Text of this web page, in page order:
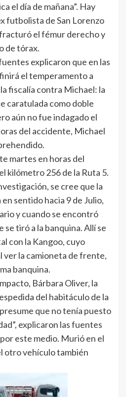
el día de mañana”. Hay
futbolista de San Lorenzo
el fémur derecho y
de tórax.
explicaron que en las
el temperamento a
fiscalía contra Michael: la
caratulada como doble
aún no fue indagado el
del accidente, Michael
martes en horas del
kilómetro 256 de la Ruta 5.
se cree que la
sentido hacia 9 de Julio,
y cuando se encontró
tiró a la banquina. Allí se
con la Kangoo, cuyo
ver la camioneta de frente,
banquina.
Bárbara Oliver, la
del habitáculo de la
que no tenía puesto
explicaron las fuentes
este medio. Murió en el
otro vehículo también